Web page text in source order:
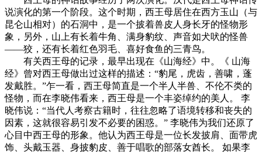
说演化的第一个阶段。这个时期，西王母居住在西方玉山（与
昆仑山相对）的石洞中，是一个披着兽皮人身长牙的怪物形
象，另外，山上有长着牛角、满身豹纹、声音如犬吠的怪兽
——狡，还有长着红色羽毛、喜好食鱼的三青鸟。
有关西王母的记录，最早出现在《山海经》中。《 山海
经》曾对西王母做出过这样的描述：“豹尾，虎齿，善啸，蓬
发戴胜。”乍一看，西王母简直是一个半人半兽、不伦不类的
怪物，而在李晓伟看来，西王母是一个丰姿绰约的美人。 李
晓伟说：“当代人考察古籍时，往往忽略了语境转移和丧失的
因素，这就很容易引发不必要的困惑。” 李晓伟为我们还原了
心目中西王母的形象。他认为西王母是一位长发披肩、面带虎
饰、头戴玉器、身披豹皮、善于唱歌的部落女酋长。 如果李